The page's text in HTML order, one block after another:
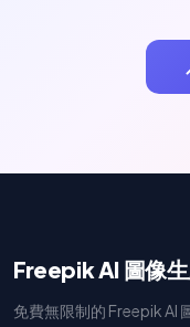
Freepik AI 圖像
免費無限制的 Freepik AI